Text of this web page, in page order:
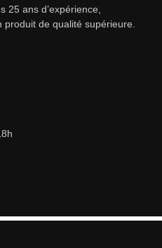
25 ans d’expérience,
produit de qualité supérieure.